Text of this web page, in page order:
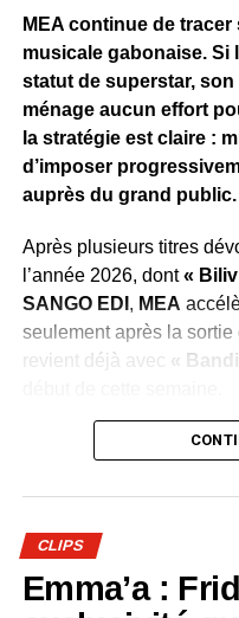
Pour porter « Longue Vie
campagne de promotion
« Bombarder »
traduit l’ambition de
marquants de la scène
WhatsApp
X
MEA continue de
musicale gabonaise. Si
statut de superstar,
ménage aucun effort
la stratégie est claire :
d’imposer
auprès du grand public.
Après plusieurs titres
l’année 2026, dont«
SANGO EDI, MEA
seulement après la sortie
revient déjà avec «
Cette succession de
musicale, de conquérir
Une démarche qui reflète
dans le potentiel deMEA.
CLIPS
Emma’a :